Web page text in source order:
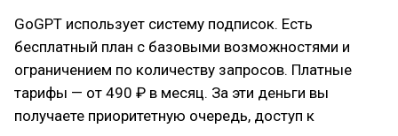
GoGPT использует систему подписок. Есть
бесплатный план с базовыми возможностями и
ограничением по количеству запросов. Платные
тарифы — от 490 ₽ в месяц. За эти деньги вы
получаете приоритетную очередь, доступ к